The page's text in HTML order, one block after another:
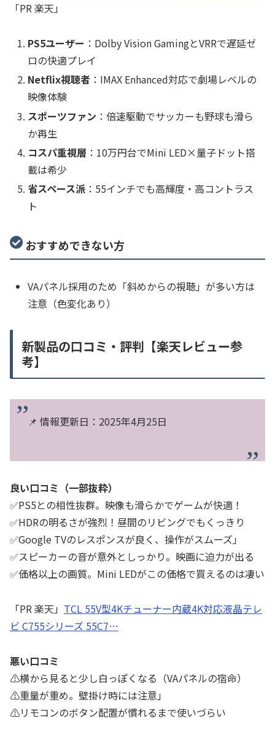
「PR 楽天」
PS5ユーザー ：Dolby Vision GamingとVRRで遅延ゼ
ロの快適プレイ
Netflix視聴者 ：IMAX Enhanced対応で劇場レベルの
映像体験
スポーツファン ：倍速駆動でサッカーも野球も滑ら
か再生
コスパ重視層 ：10万円台でMini LED×量子ドット搭
載は希少
省スペース派 ：55インチでも高輝度・高コントラス
ト
おすすめできない方
VAパネル採用のため「斜めからの視聴」が多い方は
注意（色変化あり）
新製品の口コミ・評判【楽天レビュー参
考】
📌 情報更新日：2025年4月25日
良い口コミ（一部抜粋）
✅PS5との相性抜群。映像も滑らかでゲームが快適！
✅HDRの明るさが強烈！昼間のリビングでもくっきり
✅Google TVのレスポンスが良く、操作がスムーズ」
✅スピーカーの音が意外としっかり。映画に迫力が出る
✅価格以上の画質。Mini LEDがこの価格で買えるのは凄い
「PR 楽天」 TCL 55V型4Kチューナー内蔵4K対応液晶テレ
ビ C755シリーズ 55C7…
悪い口コミ
⚠️横から見ると少し白っぽくなる（VAパネルの宿命）
⚠️重量が重め。壁掛け時には注意」
⚠️リモコンのボタン配置が慣れるまで使いづらい